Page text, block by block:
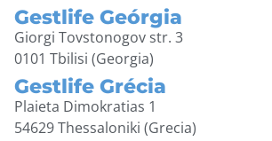
Gestlife Geórgia
Giorgi Tovstonogov str. 3
0101 Tbilisi (Georgia)
Gestlife Grécia
Plaieta Dimokratias 1
54629 Thessaloniki (Grecia)